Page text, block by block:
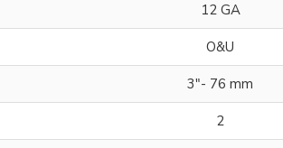
12 GA
O&U
3"- 76 mm
2